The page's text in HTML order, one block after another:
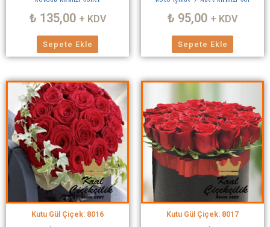
₺ 135,00 + KDV
Sepete Ekle
₺ 95,00 + KDV
Sepete Ekle
Kutu Gül Çiçek: 8016
Kutu Gül Çiçek: 8017